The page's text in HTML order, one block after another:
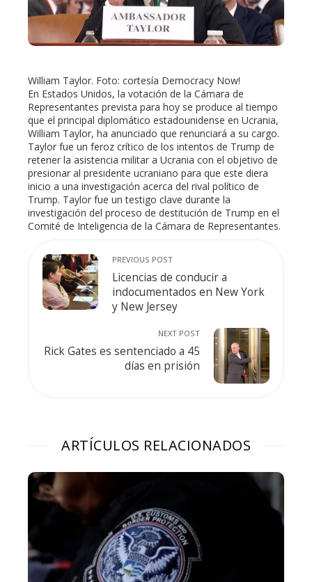
William Taylor. Foto: cortesía Democracy Now!
En Estados Unidos, la votación de la Cámara de
Representantes prevista para hoy se produce al tiempo
que el principal diplomático estadounidense en Ucrania,
William Taylor, ha anunciado que renunciará a su cargo.
Taylor fue un feroz crítico de los intentos de Trump de
retener la asistencia militar a Ucrania con el objetivo de
presionar al presidente ucraniano para que este diera
inicio a una investigación acerca del rival político de
Trump. Taylor fue un testigo clave durante la
investigación del proceso de destitución de Trump en el
Comité de Inteligencia de la Cámara de Representantes.
PREVIOUS POST
Licencias de conducir a
indocumentados en New York
y New Jersey
NEXT POST
Rick Gates es sentenciado a 45
días en prisión
ARTÍCULOS RELACIONADOS